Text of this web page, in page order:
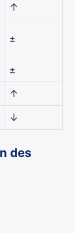
↑
±
±
↑
↓
des